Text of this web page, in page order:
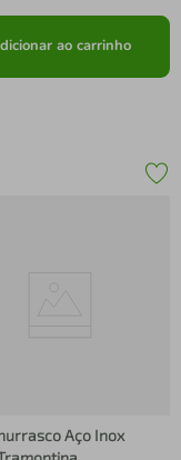
ao carrinho
Aço Inox